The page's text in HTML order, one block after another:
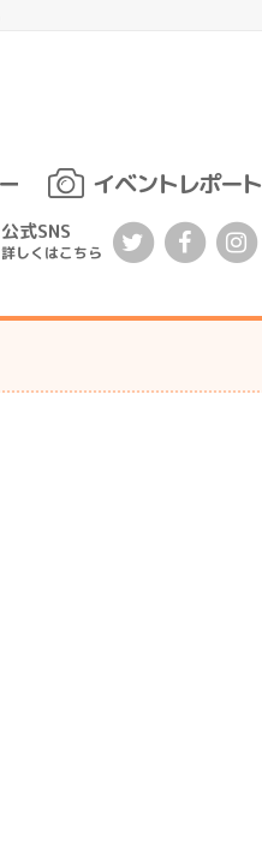
イベントレポート
公式SNS
詳しくはこちら